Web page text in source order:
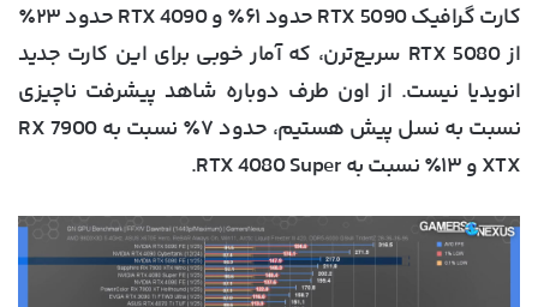
کارت گرافیک RTX 5090 حدود ۶۱٪ و RTX 4090 حدود ۲۳٪
از RTX 5080 سریع‌ترن، که آمار خوبی برای این کارت جدید
انویدیا نیست. از اون طرف دوباره شاهد پیشرفت ناچیزی
نسبت به نسل پیش هستیم، حدود ۷٪ نسبت به RX 7900
XTX و ۱۳٪ نسبت به RTX 4080 Super.